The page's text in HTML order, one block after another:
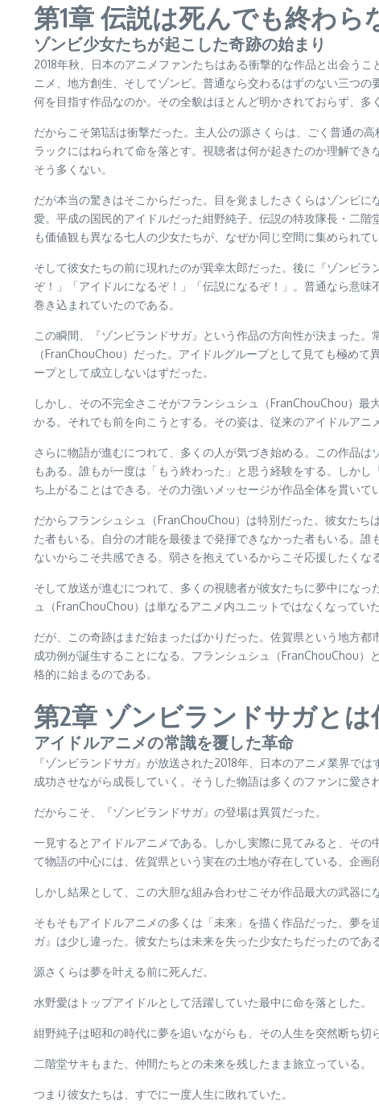
第1章 伝説は死んでも終わら
ゾンビ少女たちが起こした奇跡の始まり
2018年秋、日本のアニメファンたちはある衝撃的な作品と出会う
ニメ、地方創生、そしてゾンビ。普通なら交わるはずのない三つ
何を目指す作品なのか。その全貌はほとんど明かされておらず、多
だからこそ第1話は衝撃だった。主人公の源さくらは、ごく普通の
ラックにはねられて命を落とす。視聴者は何が起きたのか理解で
そう多くない。
だが本当の驚きはそこからだった。目を覚ましたさくらはゾンビ
愛。平成の国民的アイドルだった紺野純子。伝説の特攻隊長・二
も価値観も異なる七人の少女たちが、なぜか同じ空間に集められて
そして彼女たちの前に現れたのが巽幸太郎だった。後に『ゾンビ
ぞ！」「アイドルになるぞ！」「伝説になるぞ！」。普通なら意
巻き込まれていたのである。
この瞬間、『ゾンビランドサガ』という作品の方向性が決まった
（FranChouChou）だった。アイドルグループとして見ても極め
ープとして成立しないはずだった。
しかし、その不完全さこそがフランシュシュ（FranChouChou）
かる。それでも前を向こうとする。その姿は、従来のアイドルア
さらに物語が進むにつれて、多くの人が気づき始める。この作品
もある。誰もが一度は「もう終わった」と思う経験をする。しか
ち上がることはできる。その力強いメッセージが作品全体を貫いて
だからフランシュシュ（FranChouChou）は特別だった。彼女た
た者もいる。自分の才能を最後まで発揮できなかった者もいる。
ないからこそ共感できる。弱さを抱えているからこそ応援したく
そして放送が進むにつれて、多くの視聴者が彼女たちに夢中にな
ュ（FranChouChou）は単なるアニメ内ユニットではなくなってい
だが、この奇跡はまだ始まったばかりだった。佐賀県という地方
成功例が誕生することになる。フランシュシュ（FranChouChou
格的に始まるのである。
第2章 ゾンビランドサガと
アイドルアニメの常識を覆した革命
『ゾンビランドサガ』が放送された2018年、日本のアニメ業界で
成功させながら成長していく。そうした物語は多くのファンに愛さ
だからこそ、『ゾンビランドサガ』の登場は異質だった。
一見するとアイドルアニメである。しかし実際に見てみると、そ
て物語の中心には、佐賀県という実在の土地が存在している。企
しかし結果として、この大胆な組み合わせこそが作品最大の武器に
そもそもアイドルアニメの多くは「未来」を描く作品だった。夢
ガ』は少し違った。彼女たちは未来を失った少女たちだったのである
源さくらは夢を叶える前に死んだ。
水野愛はトップアイドルとして活躍していた最中に命を落とした。
紺野純子は昭和の時代に夢を追いながらも、その人生を突然断ち切
二階堂サキもまた、仲間たちとの未来を残したまま旅立っている。
つまり彼女たちは、すでに一度人生に敗れていた。